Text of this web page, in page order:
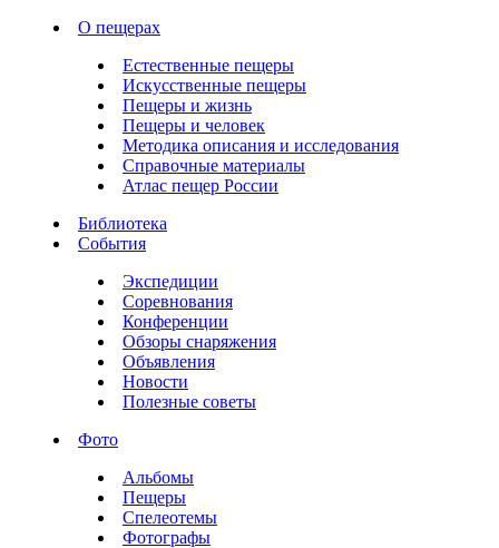
О пещерах
Естественные пещеры
Искусственные пещеры
Пещеры и жизнь
Пещеры и человек
Методика описания и исследования
Справочные материалы
Атлас пещер России
Библиотека
События
Экспедиции
Соревнования
Конференции
Обзоры снаряжения
Объявления
Новости
Полезные советы
Фото
Альбомы
Пещеры
Спелеотемы
Фотографы